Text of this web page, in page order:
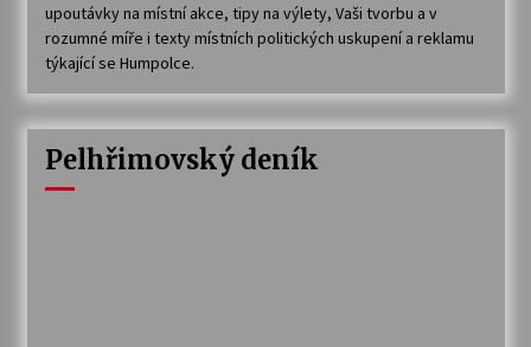
upoutávky na místní akce, tipy na výlety, Vaši tvorbu a v
rozumné míře i texty místních politických uskupení a reklamu
týkající se Humpolce.
Pelhřimovský deník